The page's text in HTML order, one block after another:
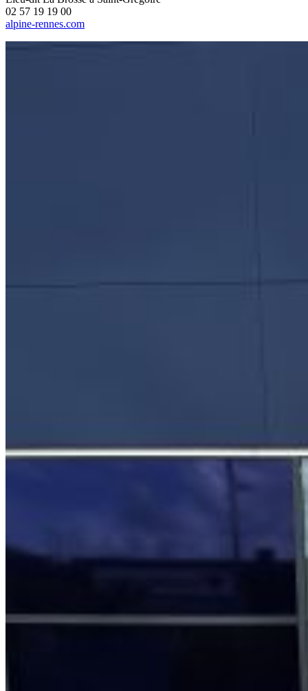
02 57 19 19 00
alpine-rennes.com